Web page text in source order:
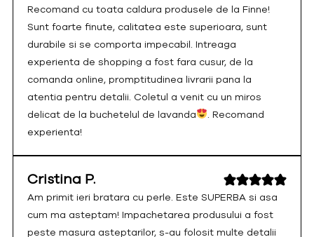
Recomand cu toata caldura produsele de la Finne!
Sunt foarte finute, calitatea este superioara, sunt
durabile si se comporta impecabil. Intreaga
experienta de shopping a fost fara cusur, de la
comanda online, promptitudinea livrarii pana la
atentia pentru detalii. Coletul a venit cu un miros
delicat de la buchetelul de lavanda
. Recomand
experienta!
Cristina P.
Am primit ieri bratara cu perle. Este SUPERBA si asa
cum ma asteptam! Impachetarea produsului a fost
peste masura asteptarilor, s-au folosit multe detalii